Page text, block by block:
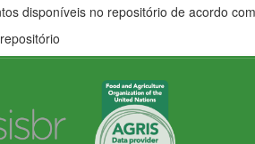
disponíveis no repositório de acordo